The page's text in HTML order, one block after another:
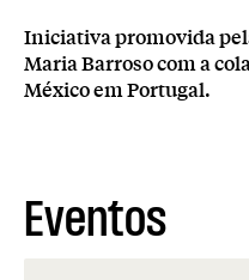
Iniciativa promovida
Maria Barroso com a
México em Portugal.
Eventos